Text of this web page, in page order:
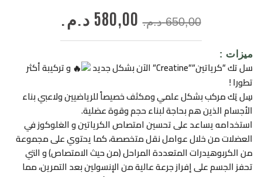
650,00 د.م. الأصلي
هو:
650,00 د.م..
580,00 د.م.
580,00 د.م..
ميزات :
سل تك ”كرياتين””Creatine” الآن بشكل جديد
و تركيبة أكثر
تطورا !
سِل تِك مركب بشكل علمي ومكثف خصيصاً للرياضيين ولاعبي بناء
الأجسام الذين هم بحاجة لبناء حجم وقوة عضلية.
استخدامه يساعد على تحسين امتصاص الكرياتين و الغلوكوز في
العضلات من خلال عوامل نقل متخصصة، كما يحتوي على مجموعة
من الكربوهيدرات المتعددة المراحل (من حيث الامتصاص) و التي
تحفز الجسم على إفراز جرعة عالية من الإنسولين بعد التمرين، مما